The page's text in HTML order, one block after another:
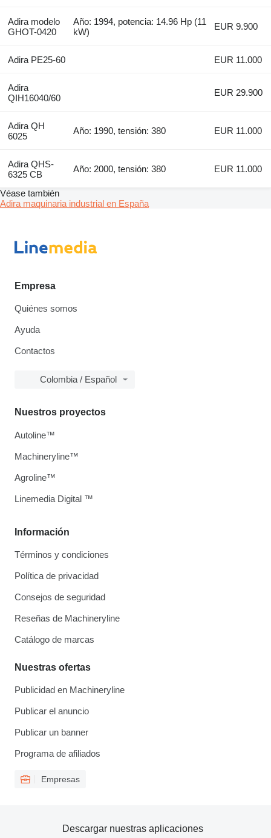
Adira modelo
GHOT-0420
Año: 1994, potencia: 14.96 Hp (11
kW)
EUR 9.900
Adira PE25-60 EUR 11.000
Adira
QIH16040/60
EUR 29.900
Adira QH
6025
Año: 1990, tensión: 380 EUR 11.000
Adira QHS-
6325 CB
Año: 2000, tensión: 380 EUR 11.000
Véase también
Adira maquinaria industrial en España
Empresa
Quiénes somos
Ayuda
Contactos
Colombia / Español
Información
Términos y condiciones
Política de privacidad
Consejos de seguridad
Reseñas de Machineryline
Catálogo de marcas
Nuestras ofertas
Publicidad en Machineryline
Publicar el anuncio
Publicar un banner
Programa de afiliados
Empresas
Nuestros proyectos
Autoline™
Machineryline™
Agroline™
Linemedia Digital ™
Descargar nuestras aplicaciones